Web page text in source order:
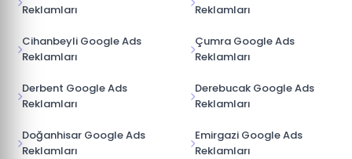
Reklamları
Reklamları
Cihanbeyli Google Ads
Reklamları
Çumra Google Ads
Reklamları
Derbent Google Ads
Reklamları
Derebucak Google Ads
Reklamları
Doğanhisar Google Ads
Reklamları
Emirgazi Google Ads
Reklamları